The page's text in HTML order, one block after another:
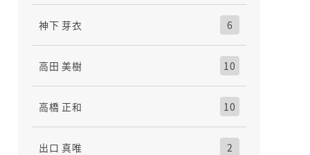
神下 芽衣 6
高田 美樹 10
高橋 正和 10
出口 真唯 2